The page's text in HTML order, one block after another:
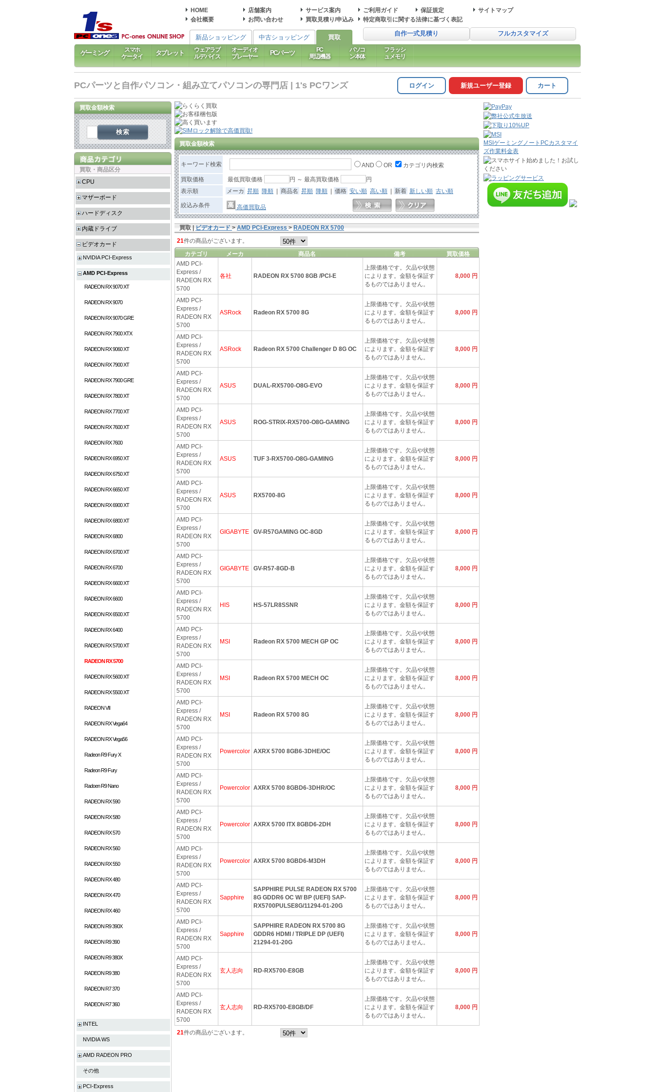
HOME 店舗案内 サービス案内 ご利用ガイド 保証規定
サイトマップ
会社概要
お問い合わせ 買取見積り/申込み 特定商取引に関する法律に基づく表記
自作一式見積り フルカスタマイズ
新品ショッピング 中古ショッピング 買取
ゲーミング
スマホ
ケータイ
タブレット
ウェアラブ
ルデバイス
オーディオ
プレーヤー
PCパーツ
PC
周辺機器
パソコ
ン本体
フラッシ
ュメモリ
PCパーツと自作パソコン・組み立てパソコンの専門店 | 1's PCワンズ ログイン 新規ユーザー登録 カート
買取金額検索
キーワード検索 AND OR カテゴリ内検索
買取価格 最低買取価格 円 ～ 最高買取価格
円
表示順
メーカ 昇順 降順 | 商品名 昇順 降順 | 価格 安い順 高い順 | 新着 新しい順 古い順
絞込み条件 高価買取品
買取 | ビデオカード > AMD PCI-Express > RADEON RX 5700
21件の商品がございます。
カテゴリ メーカ 商品名 備考
買取価格
AMD PCI-
Express /
RADEON RX
5700
各社 RADEON RX 5700 8GB /PCI-E
上限価格です。欠品や状態
によります。金額を保証す
るものではありません。
8,000 円
AMD PCI-
Express /
RADEON RX
5700
ASRock Radeon RX 5700 8G
上限価格です。欠品や状態
によります。金額を保証す
るものではありません。
8,000 円
AMD PCI-
Express /
RADEON RX
5700
ASRock Radeon RX 5700 Challenger D 8G OC
上限価格です。欠品や状態
によります。金額を保証す
るものではありません。
8,000 円
AMD PCI-
Express /
RADEON RX
5700
ASUS DUAL-RX5700-O8G-EVO
上限価格です。欠品や状態
によります。金額を保証す
るものではありません。
8,000 円
AMD PCI-
Express /
RADEON RX
5700
ASUS ROG-STRIX-RX5700-O8G-GAMING
上限価格です。欠品や状態
によります。金額を保証す
るものではありません。
8,000 円
AMD PCI-
Express /
RADEON RX
5700
ASUS TUF 3-RX5700-O8G-GAMING
上限価格です。欠品や状態
によります。金額を保証す
るものではありません。
8,000 円
AMD PCI-
Express /
RADEON RX
5700
ASUS RX5700-8G
上限価格です。欠品や状態
によります。金額を保証す
るものではありません。
8,000 円
AMD PCI-
Express /
RADEON RX
5700
GIGABYTE GV-R57GAMING OC-8GD
上限価格です。欠品や状態
によります。金額を保証す
るものではありません。
8,000 円
AMD PCI-
Express /
RADEON RX
5700
GIGABYTE GV-R57-8GD-B
上限価格です。欠品や状態
によります。金額を保証す
るものではありません。
8,000 円
AMD PCI-
Express /
RADEON RX
5700
HIS HS-57LR8SSNR
上限価格です。欠品や状態
によります。金額を保証す
るものではありません。
8,000 円
AMD PCI-
Express /
RADEON RX
5700
MSI Radeon RX 5700 MECH GP OC
上限価格です。欠品や状態
によります。金額を保証す
るものではありません。
8,000 円
AMD PCI-
Express /
RADEON RX
5700
MSI Radeon RX 5700 MECH OC
上限価格です。欠品や状態
によります。金額を保証す
るものではありません。
8,000 円
AMD PCI-
Express /
RADEON RX
5700
MSI Radeon RX 5700 8G
上限価格です。欠品や状態
によります。金額を保証す
るものではありません。
8,000 円
AMD PCI-
Express /
RADEON RX
5700
Powercolor AXRX 5700 8GB6-3DHE/OC
上限価格です。欠品や状態
によります。金額を保証す
るものではありません。
8,000 円
AMD PCI-
Express /
RADEON RX
5700
Powercolor AXRX 5700 8GBD6-3DHR/OC
上限価格です。欠品や状態
によります。金額を保証す
るものではありません。
8,000 円
AMD PCI-
Express /
RADEON RX
5700
Powercolor AXRX 5700 ITX 8GBD6-2DH
上限価格です。欠品や状態
によります。金額を保証す
るものではありません。
8,000 円
AMD PCI-
Express /
RADEON RX
5700
Powercolor AXRX 5700 8GBD6-M3DH
上限価格です。欠品や状態
によります。金額を保証す
るものではありません。
8,000 円
AMD PCI-
Express /
RADEON RX
5700
Sapphire
SAPPHIRE PULSE RADEON RX 5700
8G GDDR6 OC W/ BP (UEFI) SAP-
RX5700PULSE8G/11294-01-20G
上限価格です。欠品や状態
によります。金額を保証す
るものではありません。
8,000 円
AMD PCI-
Express /
RADEON RX
5700
Sapphire
SAPPHIRE RADEON RX 5700 8G
GDDR6 HDMI / TRIPLE DP (UEFI)
21294-01-20G
上限価格です。欠品や状態
によります。金額を保証す
るものではありません。
8,000 円
AMD PCI-
Express /
RADEON RX
5700
玄人志向 RD-RX5700-E8GB
上限価格です。欠品や状態
によります。金額を保証す
るものではありません。
8,000 円
AMD PCI-
Express /
RADEON RX
5700
玄人志向 RD-RX5700-E8GB/DF
上限価格です。欠品や状態
によります。金額を保証す
るものではありません。
8,000 円
21件の商品がございます。
買取金額検索
検索
買取・商品区分
CPU
マザーボード
ハードディスク
内蔵ドライブ
ビデオカード
NVIDIA PCI-Express
AMD PCI-Express
RADEON RX 9070 XT
RADEON RX 9070
RADEON RX 9070 GRE
RADEON RX 7900 XTX
RADEON RX 9060 XT
RADEON RX 7900 XT
RADEON RX 7900 GRE
RADEON RX 7800 XT
RADEON RX 7700 XT
RADEON RX 7600 XT
RADEON RX 7600
RADEON RX 6950 XT
RADEON RX 6750 XT
RADEON RX 6650 XT
RADEON RX 6900 XT
RADEON RX 6800 XT
RADEON RX 6800
RADEON RX 6700 XT
RADEON RX 6700
RADEON RX 6600 XT
RADEON RX 6600
RADEON RX 6500 XT
RADEON RX 6400
RADEON RX 5700 XT
RADEON RX 5700
RADEON RX 5600 XT
RADEON RX 5500 XT
RADEON VII
RADEON RX Vega64
RADEON RX Vega56
Radeon R9 Fury X
Radeon R9 Fury
Radoen R9 Nano
RADEON RX 590
RADEON RX 580
RADEON RX 570
RADEON RX 560
RADEON RX 550
RADEON RX 480
RADEON RX 470
RADEON RX 460
RADEON R9 390X
RADEON R9 390
RADEON R9 380X
RADEON R9 380
RADEON R7 370
RADEON R7 360
INTEL
NVIDIA WS
AMD RADEON PRO
その他
PCI-Express
MSIゲーミングノートPCカスタマイ
ズ作業料金表